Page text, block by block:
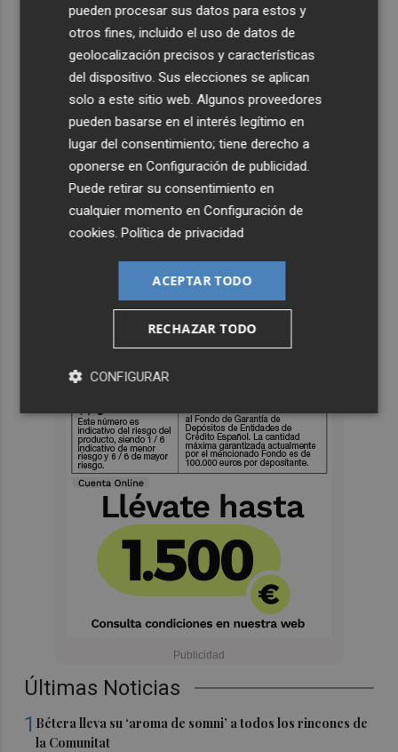
Últimas Noticias
1 Bétera lleva su ‘aroma de somni’ a todos los rincones de
la Comunitat
pueden procesar sus datos para estos y
otros fines, incluido el uso de datos de
geolocalización precisos y características
del dispositivo. Sus elecciones se aplican
solo a este sitio web. Algunos proveedores
pueden basarse en el interés legítimo en
lugar del consentimiento; tiene derecho a
oponerse enConfiguración de publicidad.
Puede retirar su consentimiento en
cualquier momento enConfiguración de
cookies.Política de privacidad
ACEPTAR TODO
RECHAZAR TODO
CONFIGURAR